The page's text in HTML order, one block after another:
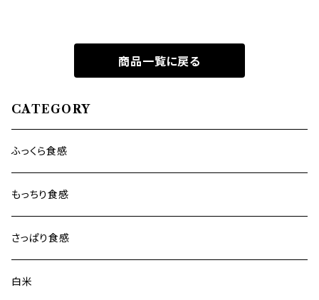
商品一覧に戻る
CATEGORY
ふっくら食感
もっちり食感
さっぱり食感
白米